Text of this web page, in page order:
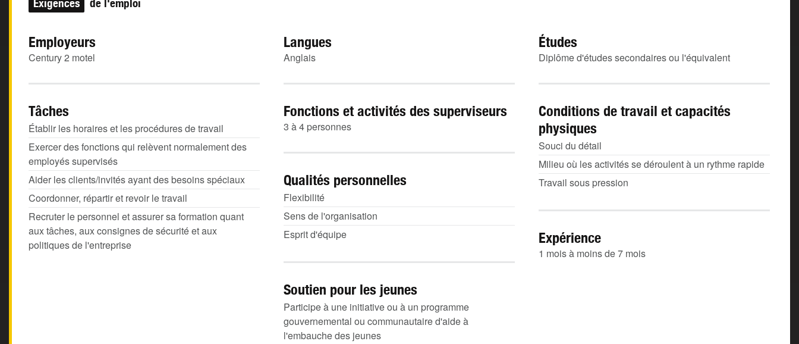
Exigences de l'emploi
Employeurs
Century 2 motel
Langues
Anglais
Études
Diplôme d'études secondaires ou l'équivalent
Tâches
Établir les horaires et les procédures de travail
Exercer des fonctions qui relèvent normalement des
employés supervisés
Aider les clients/invités ayant des besoins spéciaux
Coordonner, répartir et revoir le travail
Recruter le personnel et assurer sa formation quant
aux tâches, aux consignes de sécurité et aux
politiques de l'entreprise
Fonctions et activités des superviseurs
3 à 4 personnes
Conditions de travail et capacités
physiques
Souci du détail
Milieu où les activités se déroulent à un rythme rapide
Travail sous pression
Qualités personnelles
Flexibilité
Sens de l'organisation
Esprit d'équipe
Expérience
1 mois à moins de 7 mois
Soutien pour les jeunes
Participe à une initiative ou à un programme
gouvernemental ou communautaire d'aide à
l'embauche des jeunes